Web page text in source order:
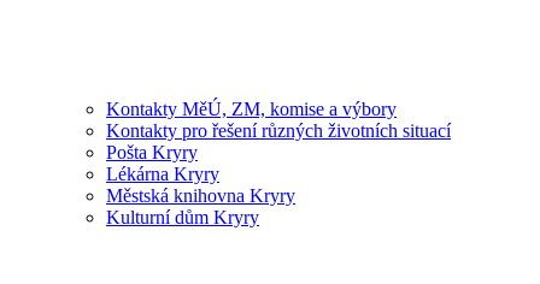
Kontakty MěÚ, ZM, komise a výbory
Kontakty pro řešení různých životních situací
Pošta Kryry
Lékárna Kryry
Městská knihovna Kryry
Kulturní dům Kryry